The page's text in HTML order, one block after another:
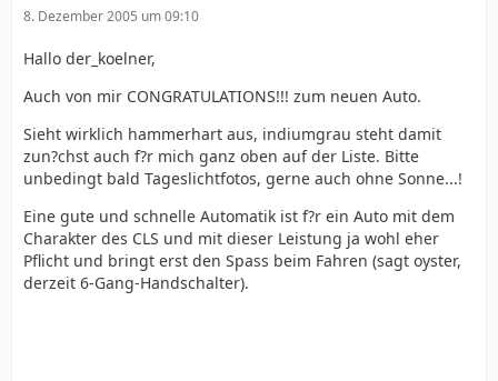
8. Dezember 2005 um 09:10
Hallo der_koelner,
Auch von mir CONGRATULATIONS!!! zum neuen Auto.
Sieht wirklich hammerhart aus, indiumgrau steht damit
zun?chst auch f?r mich ganz oben auf der Liste. Bitte
unbedingt bald Tageslichtfotos, gerne auch ohne Sonne...!
Eine gute und schnelle Automatik ist f?r ein Auto mit dem
Charakter des CLS und mit dieser Leistung ja wohl eher
Pflicht und bringt erst den Spass beim Fahren (sagt oyster,
derzeit 6-Gang-Handschalter).